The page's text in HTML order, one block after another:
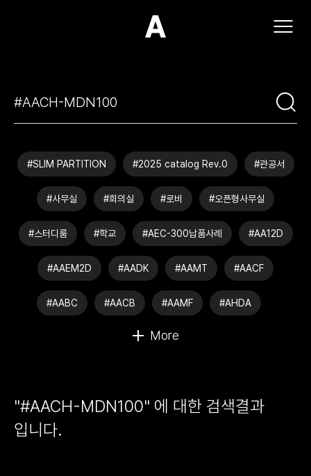
(주)아모스아인스가구
#SLIM PARTITION #2025 catalog Rev.0 #관공서
#사무실 #회의실 #로비 #오픈형사무실
#스터디룸 #학교 #AEC-300납품사례 #AA12D
#AAEM2D #AADK #AAMT #AACF
#AABC #AACB #AAMF #AHDA
"#AACH-MDN100" 에 대한 검색결과
입니다.